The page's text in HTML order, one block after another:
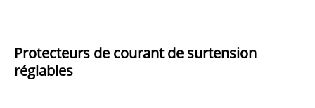
Protecteurs de courant de surtension
réglables